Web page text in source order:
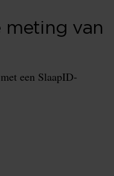
meting van
een SlaapID-